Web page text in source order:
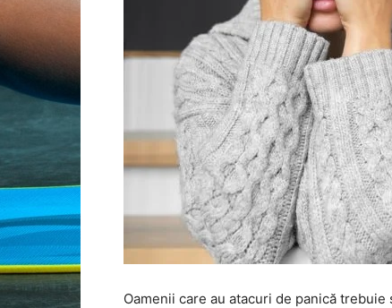
Oamenii care au atacuri de panică